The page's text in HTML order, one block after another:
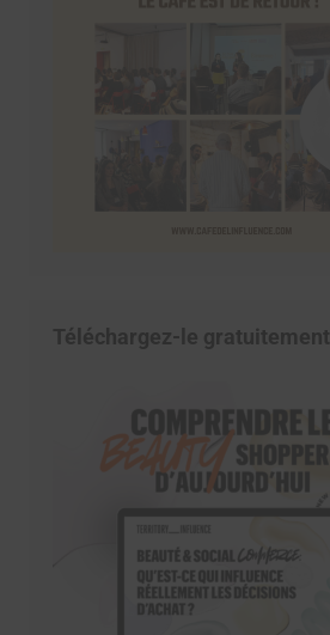
Téléchargez-le gratuitement